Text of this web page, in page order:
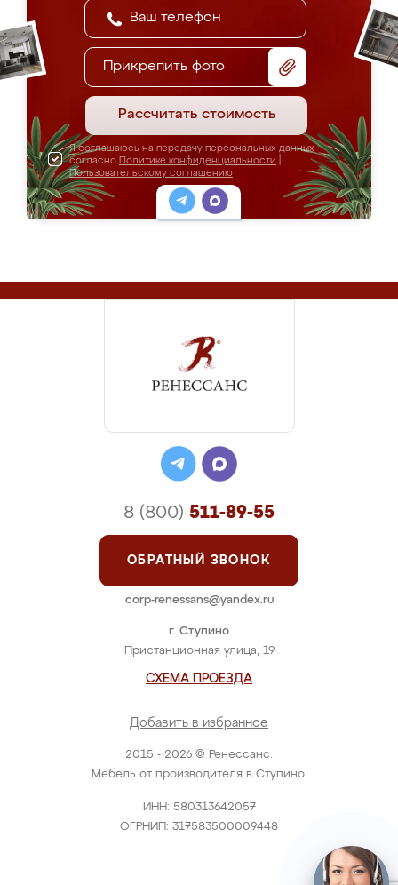
Прикрепить фото
Рассчитать стоимость
Я соглашаюсь на передачу персональных данных
согласно Политике конфиденциальности
Пользовательскому соглашению
2015 - 2026 © Ренессанс.
Мебель от производителя в Ступино.
ИНН: 580313642057
ОГРНИП: 317583500009448
г. Ступино
Пристанционная улица, 19
СХЕМА ПРОЕЗДА
Добавить в избранное
8 (800) 511-89-55
ОБРАТНЫЙ ЗВОНОК
corp-renessans@yandex.ru